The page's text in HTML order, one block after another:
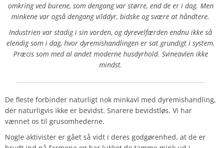
omkring ved burene, som dengang var større, end de er i dag. Men
minkene var også dengang vilddyr, bidske og svære at håndtere.
Industrien var stadig i sin vorden, og dyrevelfærden endnu ikke så
elendig som i dag, hvor dyremishandlingen er sat grundigt i system.
Præcis som med al andet moderne husdyrhold. Svineavlen ikke
mindst.
De fleste forbinder naturligt nok minkavl med dyremishandling,
der naturligvis ikke er bevidst. Snarere bevidstløs. Vi har
vænnet os til grusomhederne.
Nogle aktivister er gået så vidt i deres godgørenhed, at de er